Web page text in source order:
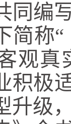
同编
简称
观真
积极
升级